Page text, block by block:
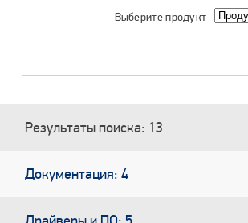
Выберите продукт
Результаты поиска: 13
Документация: 4